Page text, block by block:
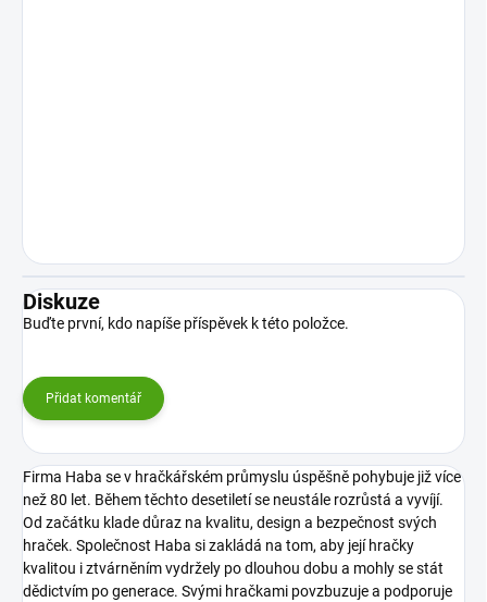
Diskuze
Buďte první, kdo napíše příspěvek k této položce.
Přidat komentář
Firma Haba se v hračkářském průmyslu úspěšně pohybuje již více
než 80 let. Během těchto desetiletí se neustále rozrůstá a vyvíjí.
Od začátku klade důraz na kvalitu, design a bezpečnost svých
hraček. Společnost Haba si zakládá na tom, aby její hračky
kvalitou i ztvárněním vydržely po dlouhou dobu a mohly se stát
dědictvím po generace. Svými hračkami povzbuzuje a podporuje